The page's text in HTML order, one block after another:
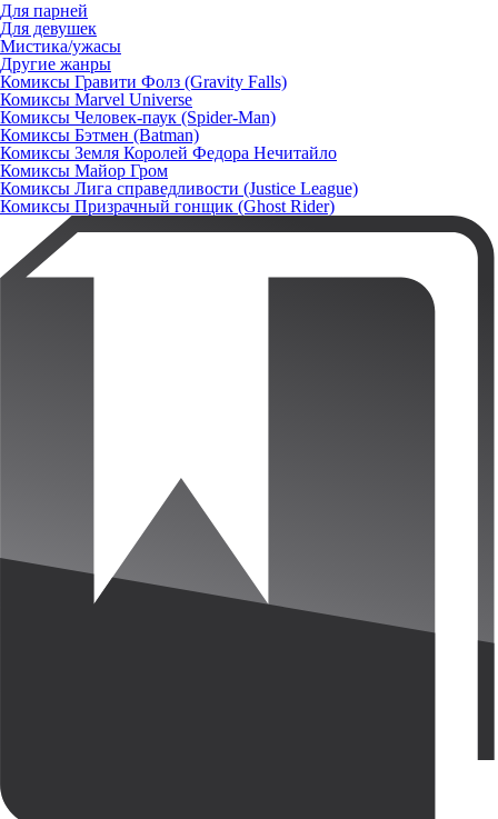
Для парней
Для девушек
Мистика/ужасы
Другие жанры
Комиксы Гравити Фолз (Gravity Falls)
Комиксы Marvel Universe
Комиксы Человек-паук (Spider-Man)
Комиксы Бэтмен (Batman)
Комиксы Земля Королей Федора Нечитайло
Комиксы Майор Гром
Комиксы Лига справедливости (Justice League)
Комиксы Призрачный гонщик (Ghost Rider)